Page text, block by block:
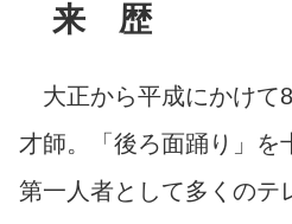
来 歴
大正から平成にかけて
才師。「後ろ面踊り」を
第一人者として多くのテ